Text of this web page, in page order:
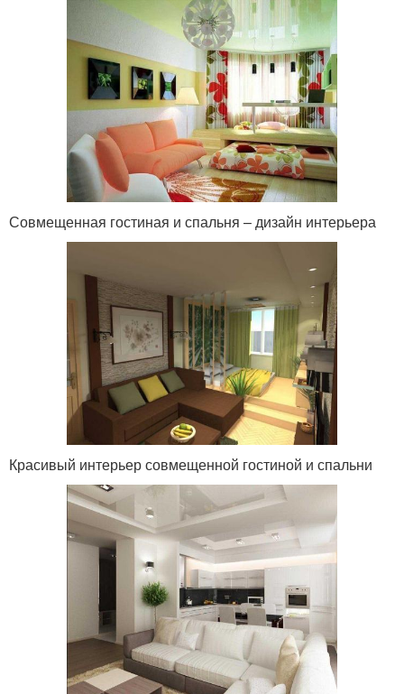
Совмещенная гостиная и спальня – дизайн интерьера
Красивый интерьер совмещенной гостиной и спальни